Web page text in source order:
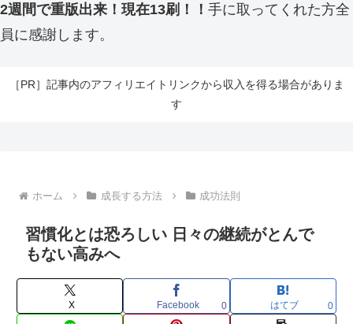
2週間で重版出来！現在13刷！！ 手に取ってくれた方全
員に感謝します。
［PR］記事内のアフィリエイトリンクから収入を得る場合がありま
す
ホーム 成長する方法 成功法則
習慣化とは恐ろしい 日々の継続がとんで
もない高みへ
X Facebook 0 はてブ 0